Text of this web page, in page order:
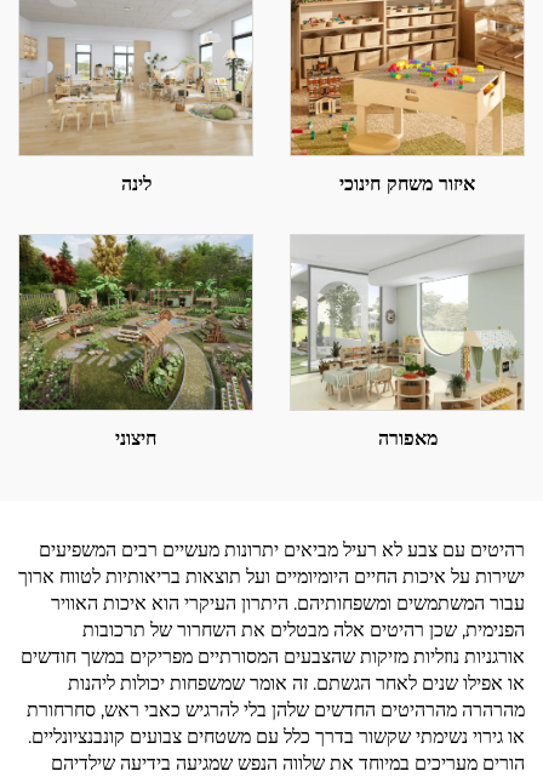
איזור משחק חינוכי לינה
מאפורה חיצוני
רהיטים עם צבע לא רעיל מביאים יתרונות מעשיים רבים המשפיעים
ישירות על איכות החיים היומיומיים ועל תוצאות בריאותיות לטווח ארוך
עבור המשתמשים ומשפחותיהם. היתרון העיקרי הוא איכות האוויר
הפנימית, שכן רהיטים אלה מבטלים את השחרור של תרכובות
אורגניות נוזליות מזיקות שהצבעים המסורתיים מפריקים במשך חודשים
או אפילו שנים לאחר הגשתם. זה אומר שמשפחות יכולות ליהנות
מהרהרה מהרהיטים החדשים שלהן בלי להרגיש כאבי ראש, סחרחורת
או גירוי נשימתי שקשור בדרך כלל עם משטחים צבועים קונבנציונליים.
הורים מעריכים במיוחד את שלווה הנפש שמגיעה בידיעה שילדיהם